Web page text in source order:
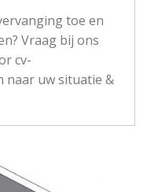
toe en
Vraag bij ons
cv-
naar uw situatie &